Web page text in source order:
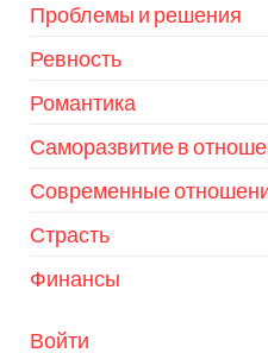
Проблемы и решения
Ревность
Романтика
Саморазвитие в
Современные
Страсть
Финансы
Войти